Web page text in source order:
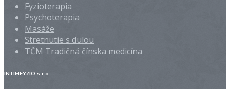
Fyzioterapia
Psychoterapia
Masáže
Stretnutie s dulou
TČM Tradičná čínska medicína
INTIMFYZIO s.r.o.